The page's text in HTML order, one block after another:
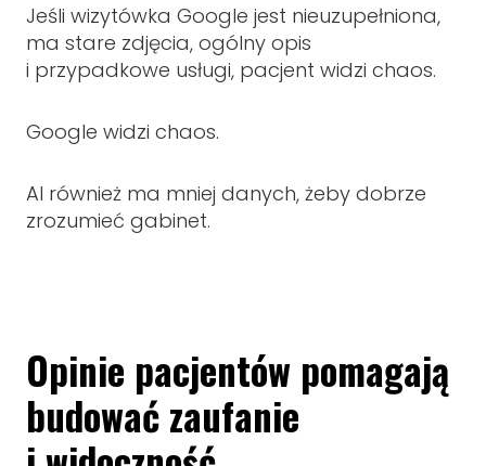
Jeśli wizytówka Google jest nieuzupełniona,
ma stare zdjęcia, ogólny opis
i przypadkowe usługi, pacjent widzi chaos.
Google widzi chaos.
AI również ma mniej danych, żeby dobrze
zrozumieć gabinet.
Opinie pacjentów pomagają
budować zaufanie